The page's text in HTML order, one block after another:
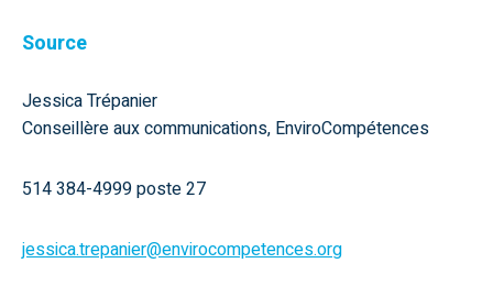
Source
Jessica Trépanier
Conseillère aux communications, EnviroCompétences
514 384-4999 poste 27
jessica.trepanier@envirocompetences.org